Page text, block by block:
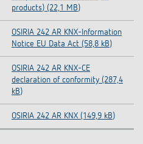
products) (22,1 MB)
OSIRIA 242 AR KNX-Information
Notice EU Data Act (58,8 kB)
OSIRIA 242 AR KNX-CE
declaration of conformity (287,4
kB)
OSIRIA 242 AR KNX (149,9 kB)